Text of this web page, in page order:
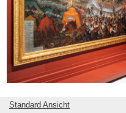
Ausstellungsansicht Zweite
Standard Ansicht